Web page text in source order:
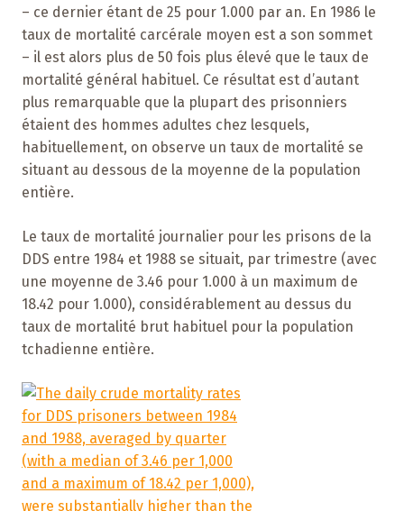
– ce dernier étant de 25 pour 1.000 par an. En 1986 le
taux de mortalité carcérale moyen est a son sommet
– il est alors plus de 50 fois plus élevé que le taux de
mortalité général habituel. Ce résultat est d’autant
plus remarquable que la plupart des prisonniers
étaient des hommes adultes chez lesquels,
habituellement, on observe un taux de mortalité se
situant au dessous de la moyenne de la population
entière.
Le taux de mortalité journalier pour les prisons de la
DDS entre 1984 et 1988 se situait, par trimestre (avec
une moyenne de 3.46 pour 1.000 à un maximum de
18.42 pour 1.000), considérablement au dessus du
taux de mortalité brut habituel pour la population
tchadienne entière.